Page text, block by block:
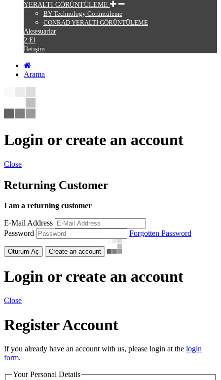
YERALTI GÖRÜNTÜLEME
BY Technology Görüntüleme
CONRAD YERALTI GÖRÜNTÜLEME
Aksesuarlar
2.El
İletişim
Arama
Login or create an account
Close
Returning Customer
I am a returning customer
E-Mail Address
Password
Forgotten Password
Oturum Aç Create an account
Login or create an account
Close
Register Account
If you already have an account with us, please login at the login
form.
Your Personal Details